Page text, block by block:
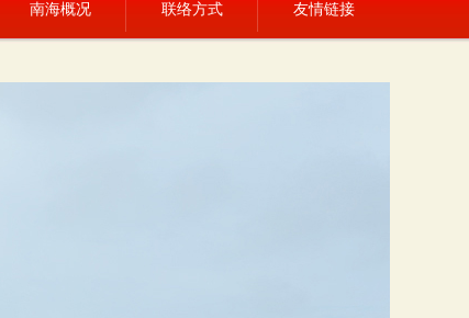
南海概况 联络方式 友情链接